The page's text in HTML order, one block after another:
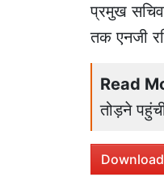
प्रमुख
तक एनजी
Read
तोड़ने